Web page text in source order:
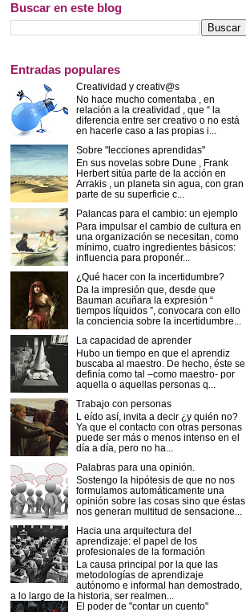
Buscar en este blog
Entradas populares
Creatividad y creativ@s
No hace mucho comentaba , en
relación a la creatividad , que “ la
diferencia entre ser creativo o no está
en hacerle caso a las propias i...
Sobre "lecciones aprendidas"
En sus novelas sobre Dune , Frank
Herbert sitúa parte de la acción en
Arrakis , un planeta sin agua, con gran
parte de su superficie c...
Palancas para el cambio: un ejemplo
Para impulsar el cambio de cultura en
una organización se necesitan, como
mínimo, cuatro ingredientes básicos:
influencia para proponér...
¿Qué hacer con la incertidumbre?
Da la impresión que, desde que
Bauman acuñara la expresión “
tiempos líquidos ”, convocara con ello
la conciencia sobre la incertidumbre...
La capacidad de aprender
Hubo un tiempo en que el aprendiz
buscaba al maestro. De hecho, éste se
definía como tal –como maestro- por
aquella o aquellas personas q...
Trabajo con personas
L eído así, invita a decir ¿y quién no?
Ya que el contacto con otras personas
puede ser más o menos intenso en el
día a día, pero no ha...
Palabras para una opinión.
Sostengo la hipótesis de que no nos
formulamos automáticamente una
opinión sobre las cosas sino que éstas
nos generan multitud de sensacione...
Hacia una arquitectura del
aprendizaje: el papel de los
profesionales de la formación
La causa principal por la que las
metodologías de aprendizaje
autónomo e informal han demostrado,
a lo largo de la historia, ser realmen...
El poder de "contar un cuento"